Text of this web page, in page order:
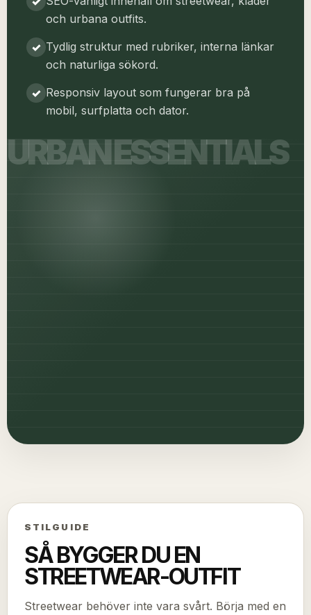
och urbana outfits.
Tydlig struktur med rubriker, interna länkar
och naturliga sökord.
Responsiv layout som fungerar bra på
mobil, surfplatta och dator.
STILGUIDE
SÅ BYGGER DU EN
STREETWEAR-OUTFIT
Streetwear behöver inte vara svårt. Börja med en